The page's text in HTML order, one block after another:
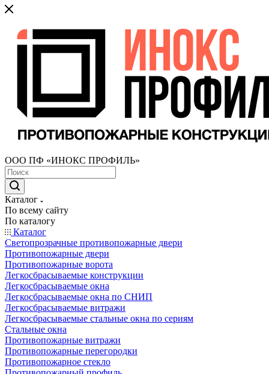
ООО ПФ «ИНОКС ПРОФИЛЬ»
Каталог
По всему сайту
По каталогу
Каталог
Светопрозрачные противопожарные двери
Противопожарные двери
Противопожарные ворота
Легкосбрасываемые конструкции
Легкосбрасываемые окна
Легкосбрасываемые окна по СНИП
Легкосбрасываемые витражи
Легкосбрасываемые стальные окна по сериям
Стальные окна
Противопожарные витражи
Противопожарные перегородки
Противопожарное стекло